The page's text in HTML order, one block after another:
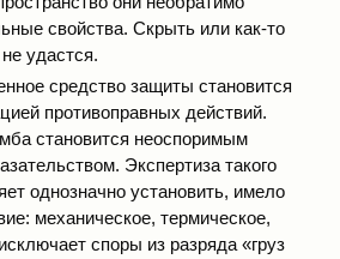
свойства. Скрыть или как-то
удастся.
средство защиты становится
противоправных действий.
становится неоспоримым
Экспертиза такого
однозначно установить, имело
механическое, термическое,
споры из разряда «груз